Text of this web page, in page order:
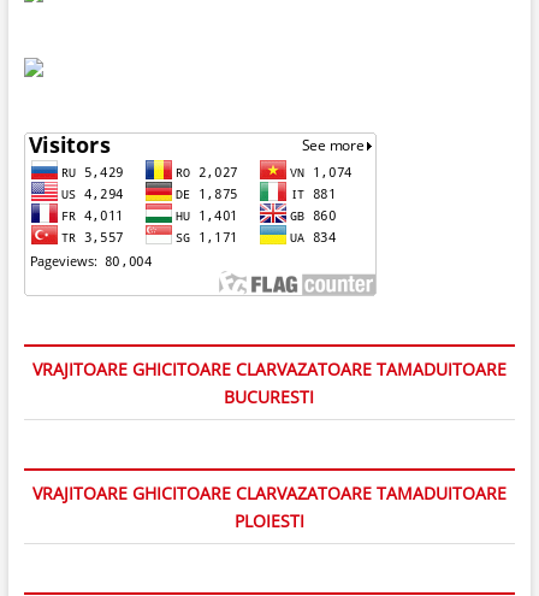
VRAJITOARE GHICITOARE CLARVAZATOARE TAMADUITOARE
BUCURESTI
VRAJITOARE GHICITOARE CLARVAZATOARE TAMADUITOARE
PLOIESTI